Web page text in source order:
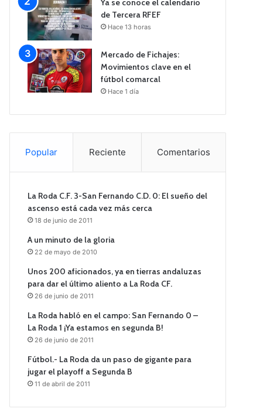
Ya se conoce el calendario
de Tercera RFEF
Hace 13 horas
Mercado de Fichajes:
Movimientos clave en el
fútbol comarcal
Hace 1 día
Popular Reciente Comentarios
La Roda C.F. 3-San Fernando C.D. 0: El sueño del
ascenso está cada vez más cerca
18 de junio de 2011
A un minuto de la gloria
22 de mayo de 2010
Unos 200 aficionados, ya en tierras andaluzas
para dar el último aliento a La Roda CF.
26 de junio de 2011
La Roda habló en el campo: San Fernando 0 –
La Roda 1 ¡Ya estamos en segunda B!
26 de junio de 2011
Fútbol.- La Roda da un paso de gigante para
jugar el playoff a Segunda B
11 de abril de 2011